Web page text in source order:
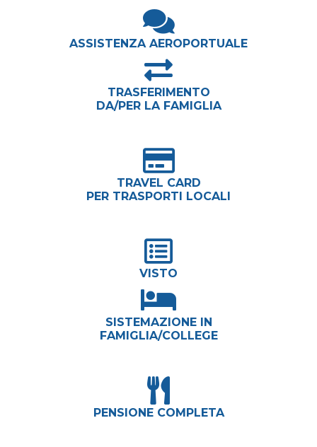
ASSISTENZA AEROPORTUALE
TRASFERIMENTO
DA/PER LA FAMIGLIA
TRAVEL CARD
PER TRASPORTI LOCALI
VISTO
SISTEMAZIONE IN
FAMIGLIA/COLLEGE
PENSIONE COMPLETA